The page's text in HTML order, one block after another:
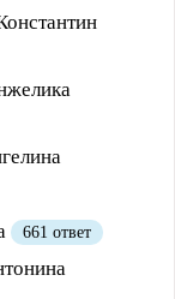
661 ответ